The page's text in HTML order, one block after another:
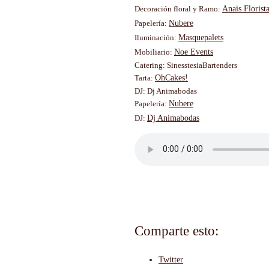
Decoración floral y Ramo: Anais
Papelería: Nubere
Iluminación: Masquepalets
Mobiliario: Noe Events
Catering: SinesstesiaBartenders
Tarta: OhCakes!
DJ: Dj Animabodas
Papelería: Nubere
DJ: Dj Animabodas
Comparte esto:
Twitter